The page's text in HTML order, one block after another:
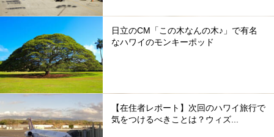
日立のCM「この木なんの木♪」で有名
なハワイのモンキーポッド
【在住者レポート】次回のハワイ旅行で
気をつけるべきことは？ウィズ...